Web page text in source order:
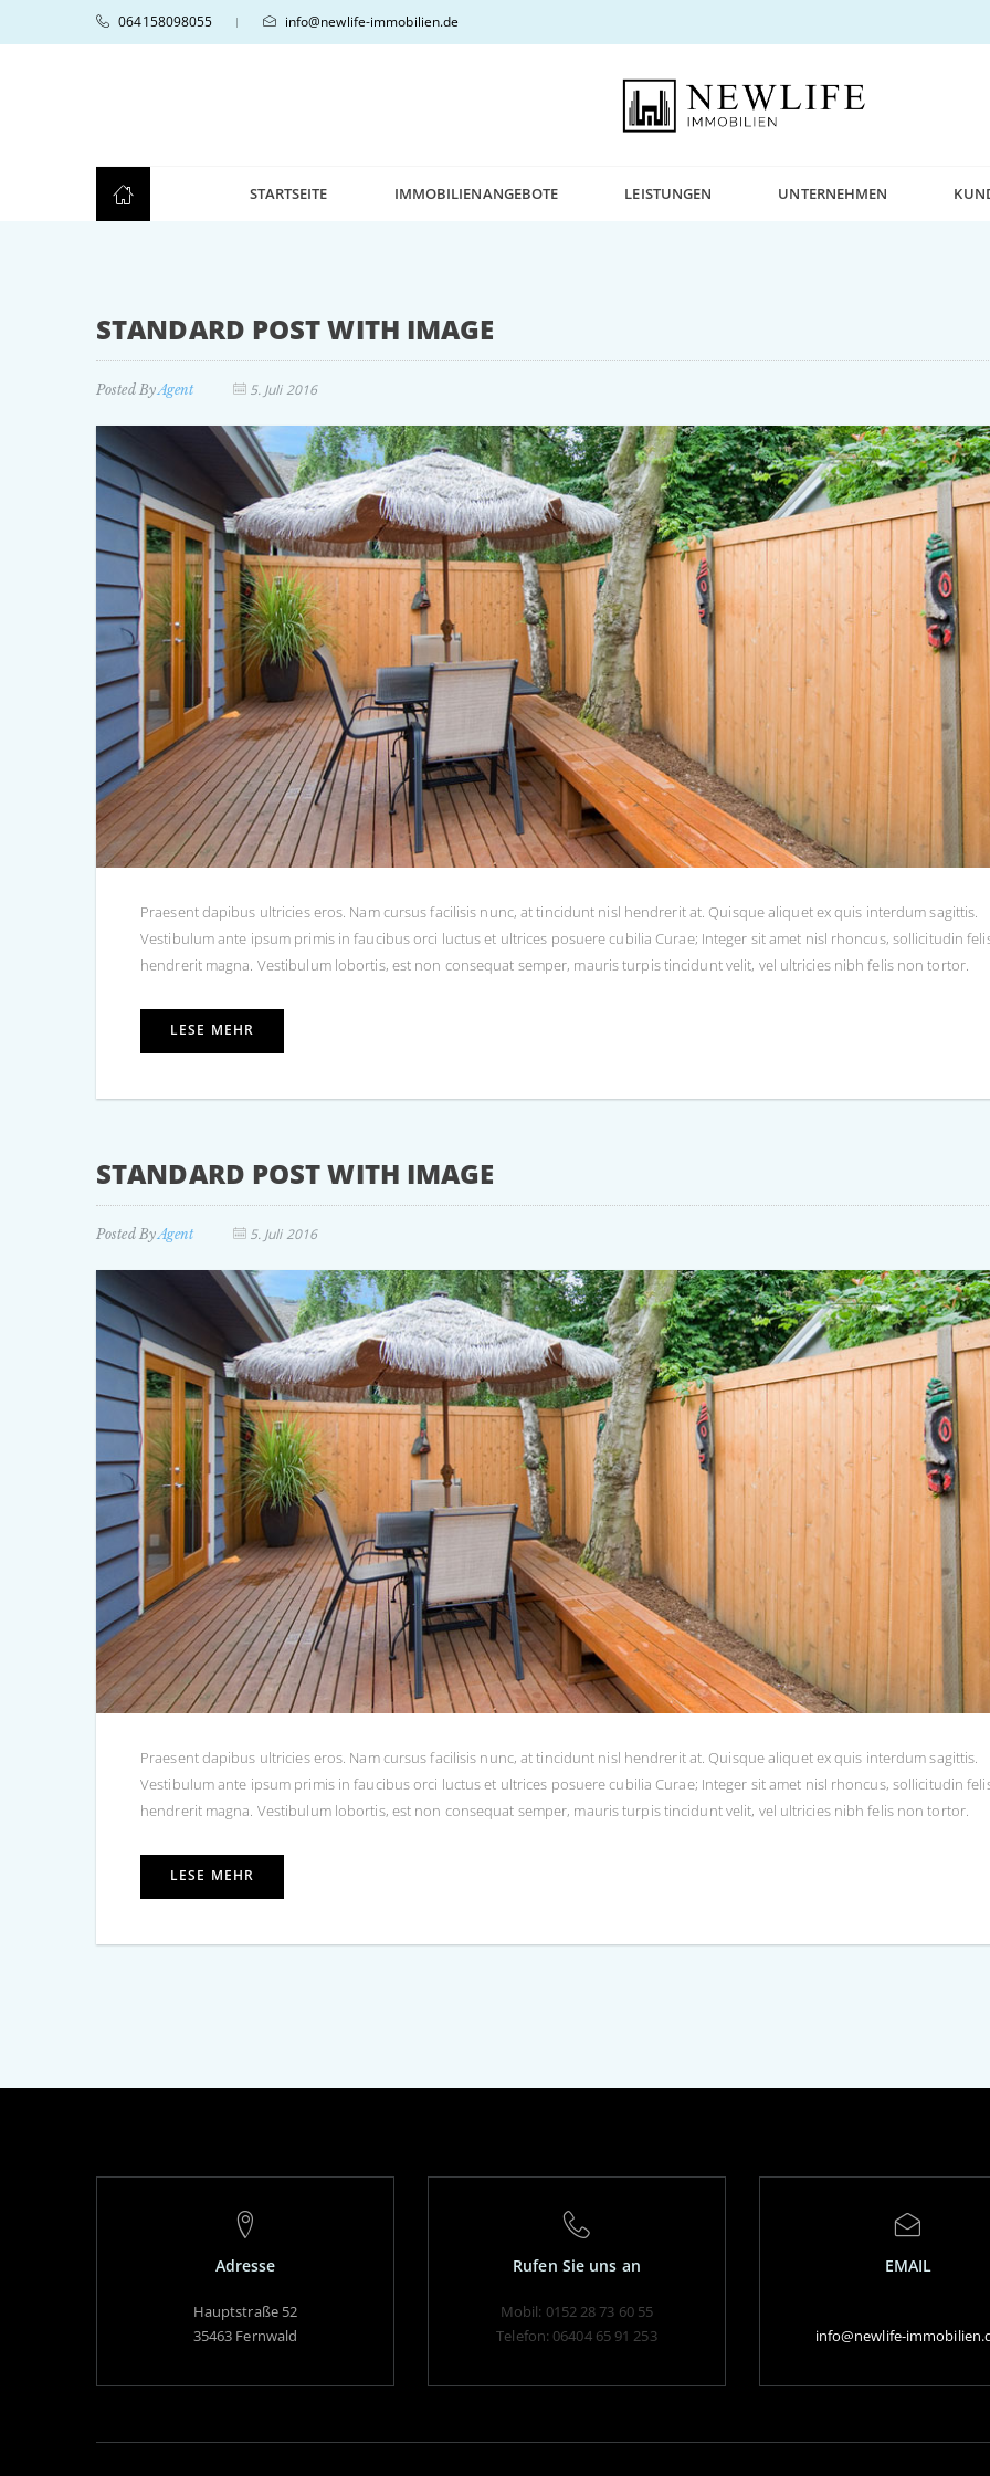
064158098055 | info@newlife-immobilien.de
STARTSEITE IMMOBILIENANGEBOTE LEISTUNGEN UNTERNEHMEN
STANDARD POST WITH IMAGE
Posted ByAgent 5. Juli 2016
Praesent dapibus ultricies eros. Nam cursus facilisis nunc, at tincidunt nisl hendrerit at. Quisque aliquet ex quis interdum sagittis.
Vestibulum ante ipsum primis in faucibus orci luctus et ultrices posuere cubilia Curae; Integer sit amet nisl rhoncus, sollicitudin
hendrerit magna. Vestibulum lobortis, est non consequat semper, mauris turpis tincidunt velit, vel ultricies nibh felis non tortor.
LESE MEHR
STANDARD POST WITH IMAGE
Posted ByAgent 5. Juli 2016
Praesent dapibus ultricies eros. Nam cursus facilisis nunc, at tincidunt nisl hendrerit at. Quisque aliquet ex quis interdum sagittis.
Vestibulum ante ipsum primis in faucibus orci luctus et ultrices posuere cubilia Curae; Integer sit amet nisl rhoncus, sollicitudin
hendrerit magna. Vestibulum lobortis, est non consequat semper, mauris turpis tincidunt velit, vel ultricies nibh felis non tortor.
LESE MEHR
Adresse
Hauptstraße 52
35463 Fernwald
Rufen Sie uns an
Mobil: 0152 28 73 60 55
Telefon: 06404 65 91 253
EMAIL
info@newlife-